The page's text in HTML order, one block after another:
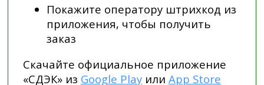
Покажите оператору штрихкод из
приложения, чтобы получить
заказ
Скачайте официальное приложение
«СДЭК» из Google Play или App Store